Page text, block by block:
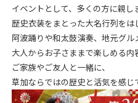
イベントとして、多くの方に親し
歴史衣装をまとった大名行列をは
阿波踊りや和太鼓演奏、地元グル
大人からお子さままで楽しめる
ご家族やご友人と一緒に、
草加ならではの歴史と活気を感じ